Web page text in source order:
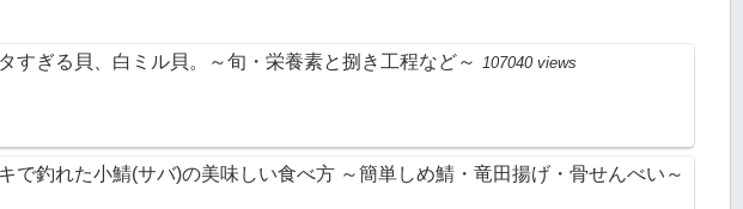
すぎる貝、白ミル貝。～旬・栄養素と捌き工程など～ 107040 views
で釣れた小鯖(サバ)の美味しい食べ方 ～簡単しめ鯖・竜田揚げ・骨せんべい～